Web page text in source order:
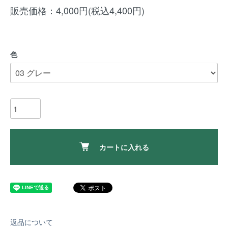
販売価格：4,000円(税込4,400円)
色
カートに入れる
返品について